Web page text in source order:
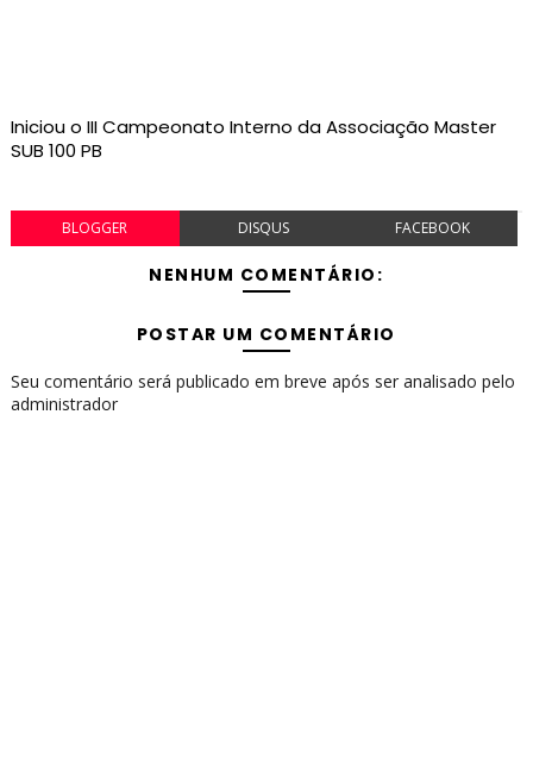
Iniciou o III Campeonato Interno da Associação Master
SUB 100 PB
BLOGGER DISQUS FACEBOOK
NENHUM COMENTÁRIO:
POSTAR UM COMENTÁRIO
Seu comentário será publicado em breve após ser analisado pelo
administrador